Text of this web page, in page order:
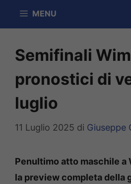
MENU
Semifinali
pronostici di
luglio
11 Luglio 2025 di Giuseppe
Penultimo atto maschile a
la preview completa della